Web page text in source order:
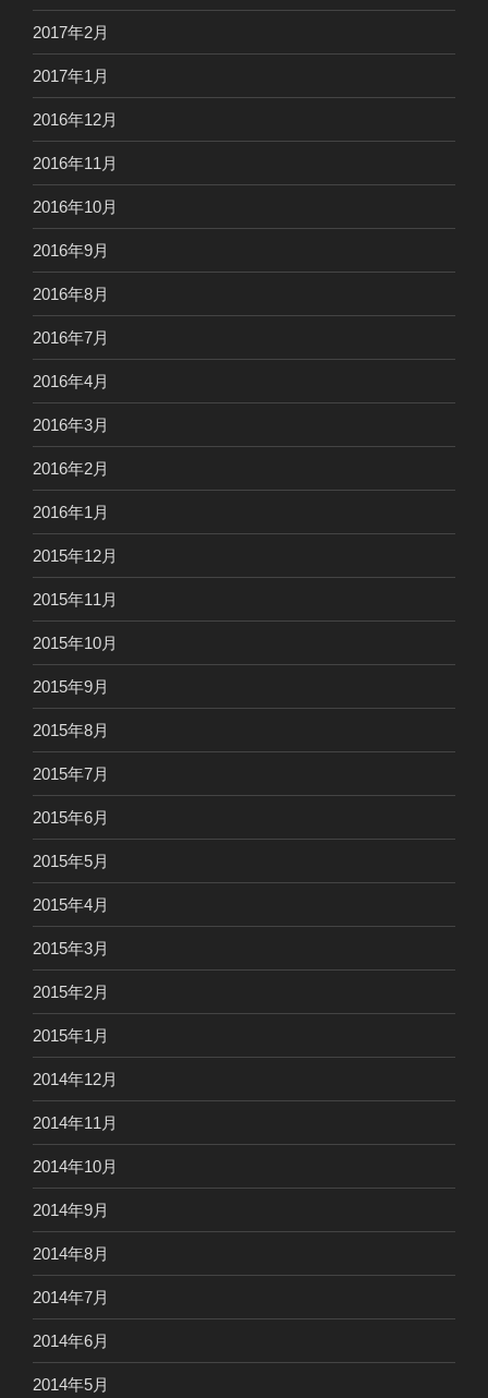
2017年2月
2017年1月
2016年12月
2016年11月
2016年10月
2016年9月
2016年8月
2016年7月
2016年4月
2016年3月
2016年2月
2016年1月
2015年12月
2015年11月
2015年10月
2015年9月
2015年8月
2015年7月
2015年6月
2015年5月
2015年4月
2015年3月
2015年2月
2015年1月
2014年12月
2014年11月
2014年10月
2014年9月
2014年8月
2014年7月
2014年6月
2014年5月